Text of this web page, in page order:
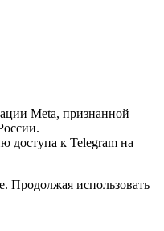
Meta, признанной
доступа к Telegram на
Продолжая использовать